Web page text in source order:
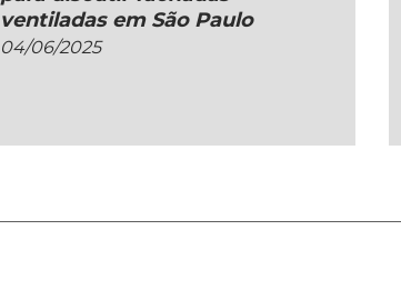
ventiladas em São Paulo
04/06/2025